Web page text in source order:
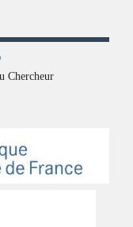
Chercheur